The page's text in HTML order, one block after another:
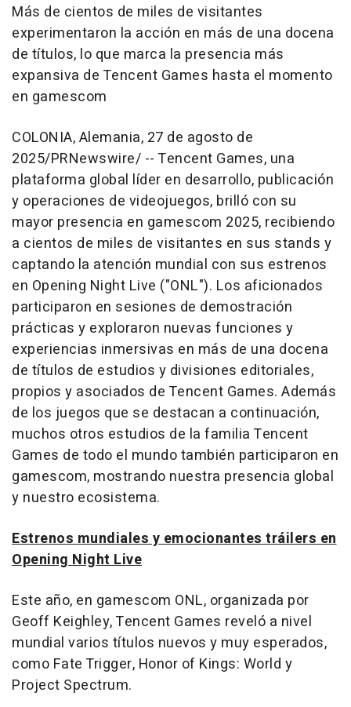
Más de cientos de miles de visitantes
experimentaron la acción en más de una docena
de títulos, lo que marca la presencia más
expansiva de Tencent Games hasta el momento
en gamescom
COLONIA, Alemania, 27 de agosto de
2025/PRNewswire/ -- Tencent Games, una
plataforma global líder en desarrollo, publicación
y operaciones de videojuegos, brilló con su
mayor presencia en gamescom 2025, recibiendo
a cientos de miles de visitantes en sus stands y
captando la atención mundial con sus estrenos
en Opening Night Live ("ONL"). Los aficionados
participaron en sesiones de demostración
prácticas y exploraron nuevas funciones y
experiencias inmersivas en más de una docena
de títulos de estudios y divisiones editoriales,
propios y asociados de Tencent Games. Además
de los juegos que se destacan a continuación,
muchos otros estudios de la familia Tencent
Games de todo el mundo también participaron en
gamescom, mostrando nuestra presencia global
y nuestro ecosistema.
Estrenos mundiales y emocionantes tráilers en
Opening Night Live
Este año, en gamescom ONL, organizada por
Geoff Keighley,Tencent Games reveló a nivel
mundial varios títulos nuevos y muy esperados,
como Fate Trigger, Honor of Kings: World y
Project Spectrum.